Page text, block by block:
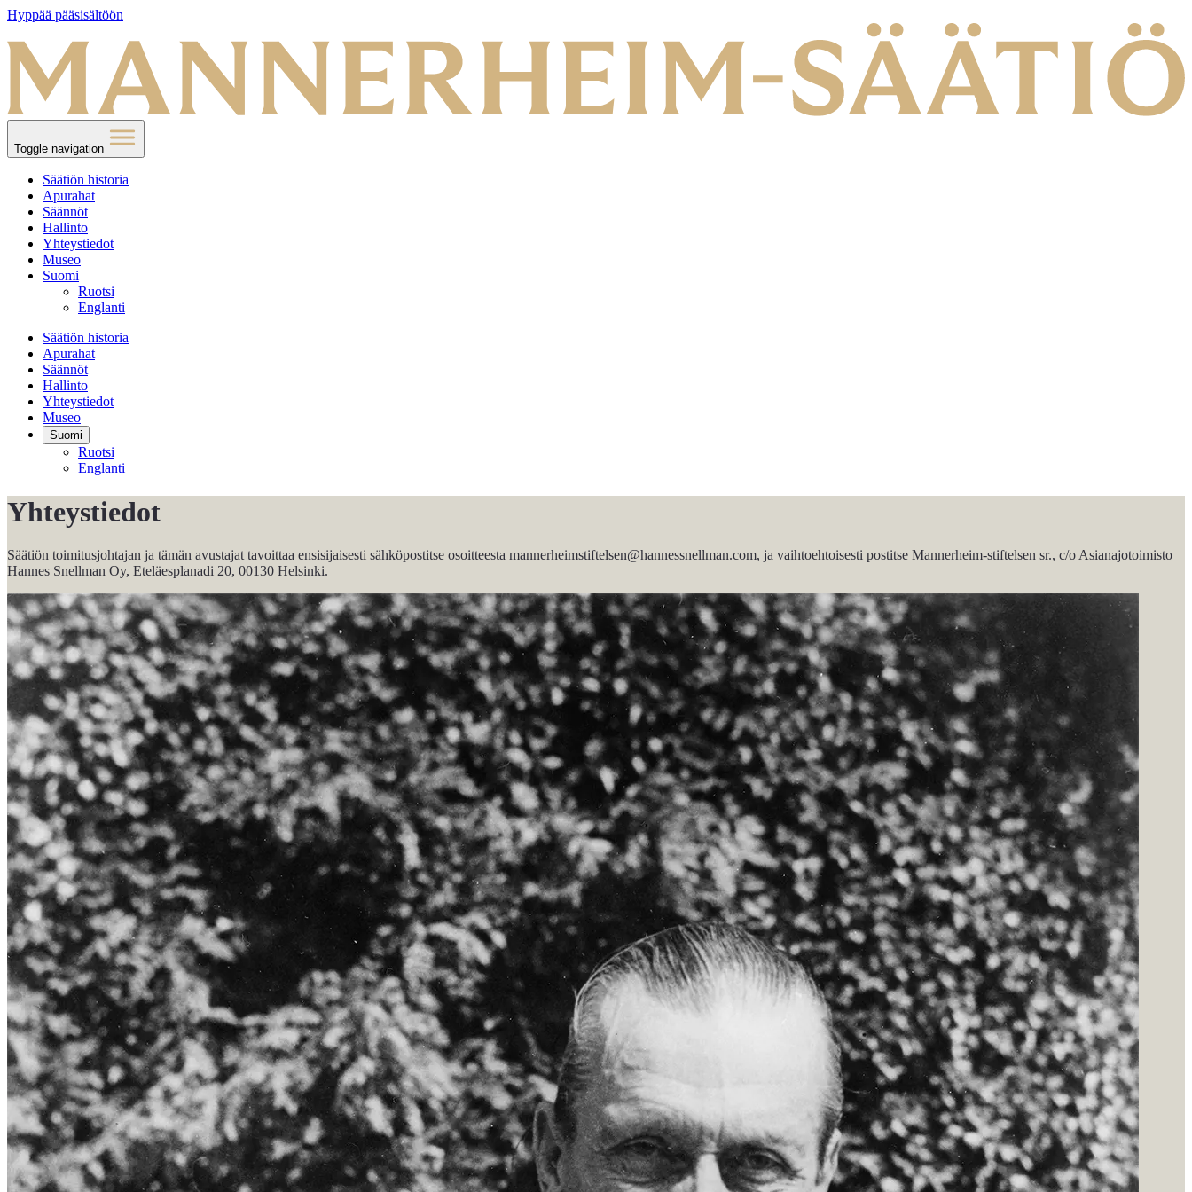
Hyppää pääsisältöön
Toggle navigation
Säätiön historia
Apurahat
Säännöt
Hallinto
Yhteystiedot
Museo
Suomi
Ruotsi
Englanti
Säätiön historia
Apurahat
Säännöt
Hallinto
Yhteystiedot
Museo
Suomi
Ruotsi
Englanti
Yhteystiedot
Säätiön toimitusjohtajan ja tämän avustajat tavoittaa ensisijaisesti sähköpostitse osoitteesta mannerheimstiftelsen@hannessnellman.com, ja vaihtoehtoisesti postitse Mannerheim-stiftelsen sr., c/o Asianajotoimisto
Hannes Snellman Oy, Eteläesplanadi 20, 00130 Helsinki.